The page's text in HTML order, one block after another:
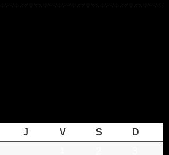
J V S
D